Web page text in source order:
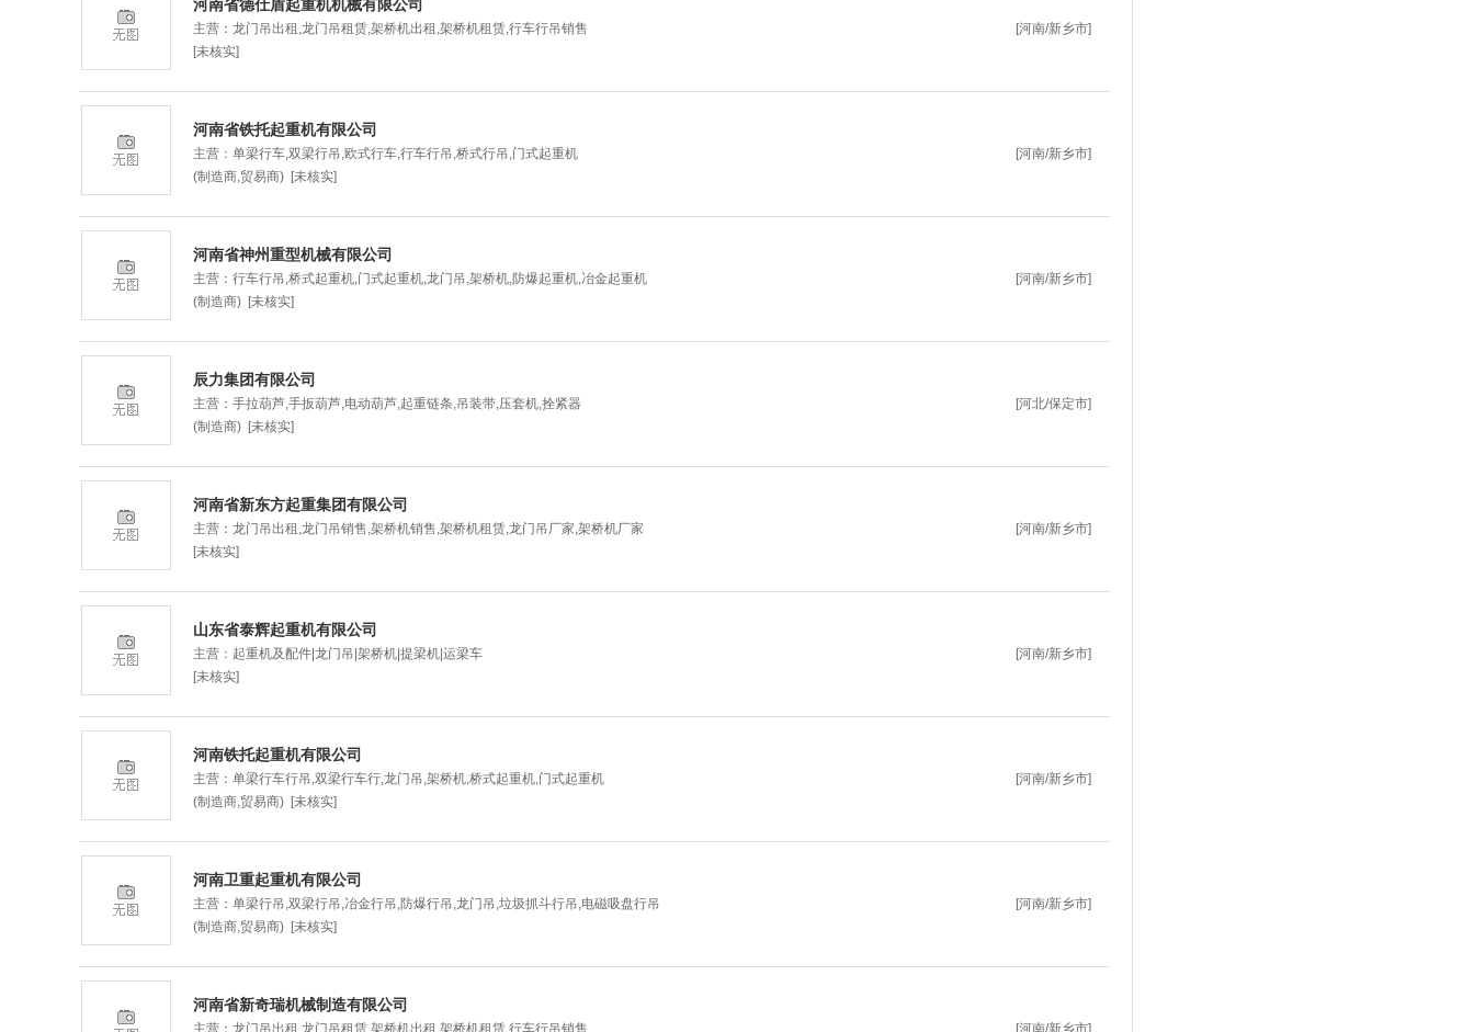
河南省德仕盾起重机机械有限公司
主营：龙门吊出租,龙门吊租赁,架桥机出租,架桥机租赁,行车行吊销售
[未核实]
[河南/新乡市]
河南省铁托起重机有限公司
主营：单梁行车,双梁行吊,欧式行车,行车行吊,桥式行吊,门式起重机
(制造商,贸易商) [未核实]
[河南/新乡市]
河南省神州重型机械有限公司
主营：行车行吊,桥式起重机,门式起重机,龙门吊,架桥机,防爆起重机,冶金起重机
(制造商) [未核实]
[河南/新乡市]
辰力集团有限公司
主营：手拉葫芦,手扳葫芦,电动葫芦,起重链条,吊装带,压套机,拴紧器
(制造商) [未核实]
[河北/保定市]
河南省新东方起重集团有限公司
主营：龙门吊出租,龙门吊销售,架桥机销售,架桥机租赁,龙门吊厂家,架桥机厂家
[未核实]
[河南/新乡市]
山东省泰辉起重机有限公司
主营：起重机及配件|龙门吊|架桥机|提梁机|运梁车
[未核实]
[河南/新乡市]
河南铁托起重机有限公司
主营：单梁行车行吊,双梁行车行,龙门吊,架桥机,桥式起重机,门式起重机
(制造商,贸易商) [未核实]
[河南/新乡市]
河南卫重起重机有限公司
主营：单梁行吊,双梁行吊,冶金行吊,防爆行吊,龙门吊,垃圾抓斗行吊,电磁吸盘行吊
(制造商,贸易商) [未核实]
[河南/新乡市]
河南省新奇瑞机械制造有限公司
主营：龙门吊出租,龙门吊租赁,架桥机出租,架桥机租赁,行车行吊销售 [河南/新乡市]